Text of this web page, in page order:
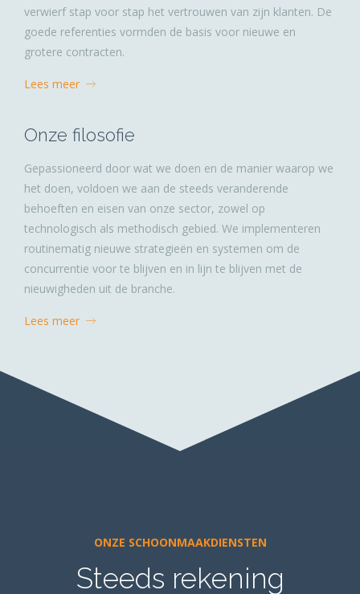
verwierf stap voor stap het vertrouwen van zijn klanten. De
goede referenties vormden de basis voor nieuwe en
grotere contracten.
Lees meer
Onze filosofie
Gepassioneerd door wat we doen en de manier waarop we
het doen, voldoen we aan de steeds veranderende
behoeften en eisen van onze sector, zowel op
technologisch als methodisch gebied. We implementeren
routinematig nieuwe strategieën en systemen om de
concurrentie voor te blijven en in lijn te blijven met de
nieuwigheden uit de branche.
Lees meer
ONZE SCHOONMAAKDIENSTEN
Steeds rekening